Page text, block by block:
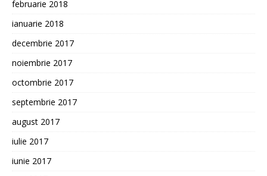
februarie 2018
ianuarie 2018
decembrie 2017
noiembrie 2017
octombrie 2017
septembrie 2017
august 2017
iulie 2017
iunie 2017